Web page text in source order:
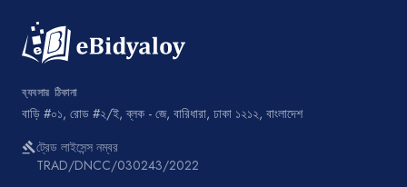
ব্যবসার ঠিকানা
বাড়ি #০১, রোড #২/ই, ব্লক - জে, বারিধারা, ঢাকা ১২১২, বাংলাদেশ
gavelট্রেড লাইসেন্স নম্বর
TRAD/DNCC/030243/2022